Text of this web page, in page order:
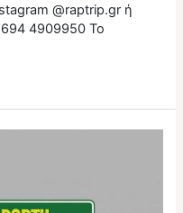
@raptrip.gr ή
4909950 Το